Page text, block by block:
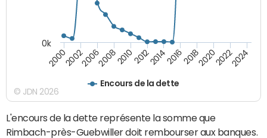
Encours de la dette
200020022006200820102012201420162018202020222024
0k
© JDN 2026
L'encours de la dette représente la somme que
Rimbach-près-Guebwiller doit rembourser aux banques.